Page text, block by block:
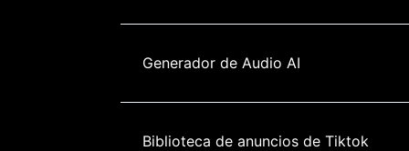
Generador de Audio AI
Biblioteca de anuncios de Tiktok